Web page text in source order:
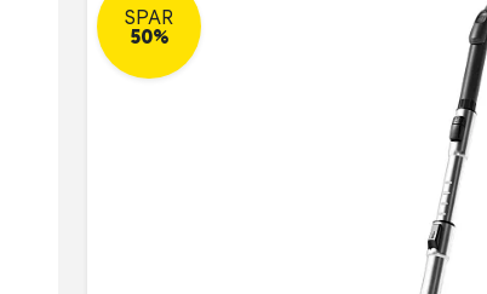
SPAR
50%